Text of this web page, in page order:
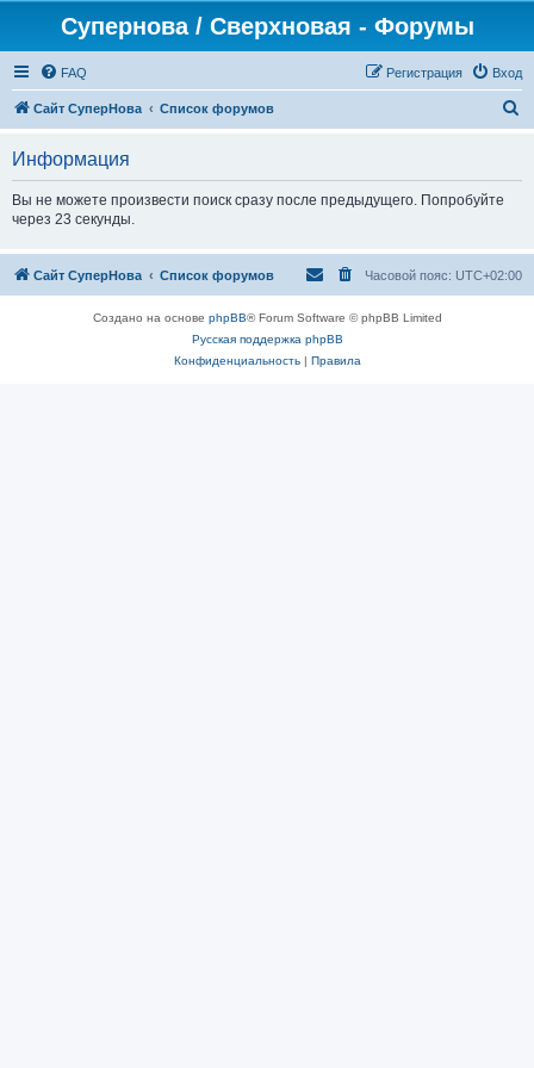
Супернова / Сверхновая - Форумы
FAQ Вход
Регистрация
Сайт СуперНова Список форумов
Информация
Вы не можете произвести поиск сразу после предыдущего. Попробуйте
через 23 секунды.
Сайт СуперНова Список форумов Часовой пояс: UTC+02:00
Создано на основе phpBB® Forum Software © phpBB Limited
Русская поддержка phpBB
Конфиденциальность| Правила